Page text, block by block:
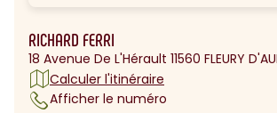
RICHARD FERRI
18 Avenue De L'Hérault 11560 FLEURY
Calculer l'itinéraire
Afficher le numéro